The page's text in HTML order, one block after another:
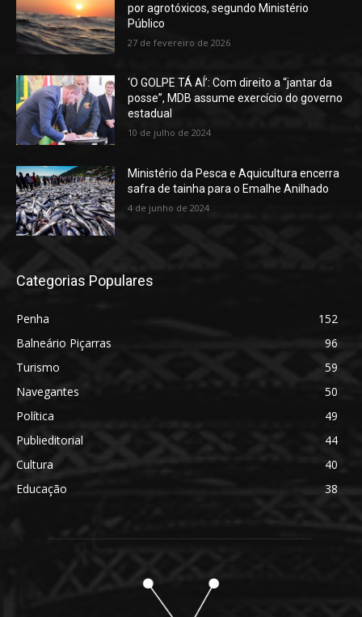
por agrotóxicos, segundo Ministério
Público
27 de fevereiro de 2026
‘O GOLPE TÁ AÍ’: Com direito a “jantar da
posse”, MDB assume exercício do governo
estadual
10 de julho de 2024
Ministério da Pesca e Aquicultura encerra
safra de tainha para o Emalhe Anilhado
4 de junho de 2024
Categorias Populares
Penha
152
Balneário Piçarras
96
Turismo
59
Navegantes
50
Política
49
Publieditorial
44
Cultura
40
Educação
38